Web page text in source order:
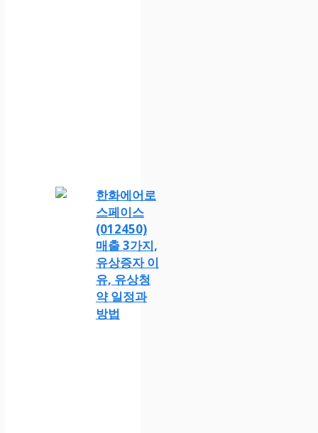
한화에어로
스페이스
(012450)
매출 3가지,
유상증자 이
유, 유상청
약 일정과
방법